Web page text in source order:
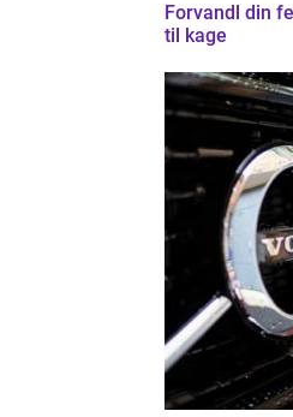
Forvandl din
til kage